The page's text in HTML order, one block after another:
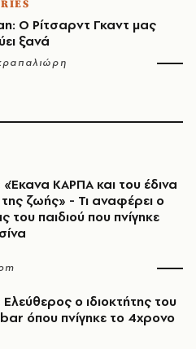
Ο Ρίτσαρντ Γκαντ μας
ξανά
ΚΑΡΠΑ και του έδινα
της ζωής» - Τι αναφέρει ο
του παιδιού που πνίγηκε
ο ιδιοκτήτης του
όπου πνίγηκε το 4χρονο